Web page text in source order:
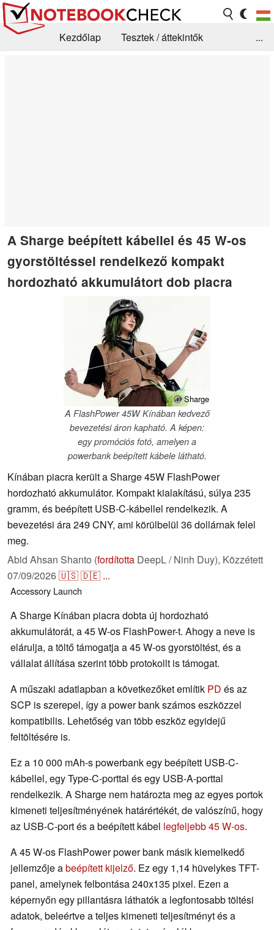
Kezdőlap
Tesztek / áttekintők
...
A Sharge beépített kábellel és 45 W-os
gyorstöltéssel rendelkező kompakt
hordozható akkumulátort dob piacra
ⓘ Sharge
A FlashPower 45W Kínában kedvező
bevezetési áron kapható. A képen:
egy promóciós fotó, amelyen a
powerbank beépített kábele látható.
Kínában piacra került a Sharge 45W FlashPower
hordozható akkumulátor. Kompakt kialakítású, súlya 235
gramm, és beépített USB-C-kábellel rendelkezik. A
bevezetési ára 249 CNY, ami körülbelül 36 dollárnak felel
meg.
Abid Ahsan Shanto (fordította DeepL / Ninh Duy), Közzétett
07/09/2026🇺🇸🇩🇪 ...
Accessory Launch
A Sharge Kínában piacra dobta új hordozható
akkumulátorát, a 45 W-os FlashPower-t. Ahogy a neve is
elárulja, a töltő támogatja a 45 W-os gyorstöltést, és a
vállalat állítása szerint több protokollt is támogat.
A műszaki adatlapban a következőket említik PD és az
SCP is szerepel, így a power bank számos eszközzel
kompatibilis. Lehetőség van több eszköz egyidejű
feltöltésére is.
Ez a 10 000 mAh-s powerbank egy beépített USB-C-
kábellel, egy Type-C-porttal és egy USB-A-porttal
rendelkezik. A Sharge nem határozta meg az egyes portok
kimeneti teljesítményének határértékét, de valószínű, hogy
az USB-C-port és a beépített kábel legfeljebb 45 W-os.
A 45 W-os FlashPower power bank másik kiemelkedő
jellemzője abeépített kijelző. Ez egy 1,14 hüvelykes TFT-
panel, amelynek felbontása 240x135 pixel. Ezen a
képernyőn egy pillantásra láthatók a legfontosabb töltési
adatok, beleértve a teljes kimeneti teljesítményt és a